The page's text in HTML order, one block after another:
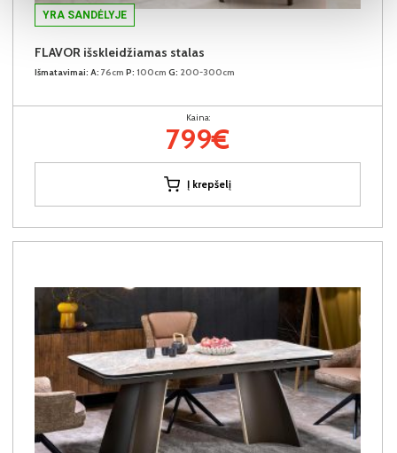
YRA SANDĖLYJE
FLAVOR išskleidžiamas stalas
Išmatavimai: A: 76cm P: 100cm G: 200-300cm
Kaina:
799€
Į krepšelį